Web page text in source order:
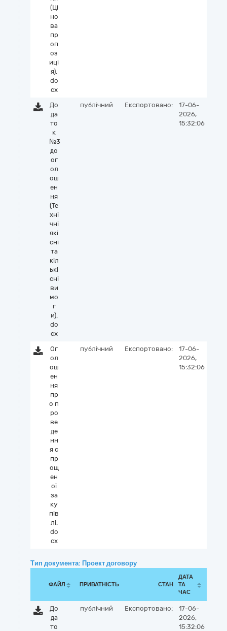
(Ці
но
ва
пр
оп
оз
иці
я).
do
cx
До
да
то
к
№3
до
ог
ол
ош
ен
ня
(Те
хні
чні
які
сні
та
кіл
ькі
сні
ви
мо
г
и).
do
cx
публічний Експортовано:
17-06-
2026,
15:32:06
Ог
ол
ош
ен
ня
пр
о п
ро
ве
де
нн
я с
пр
ощ
ен
ої
за
ку
пів
лі.
do
cx
публічний Експортовано:
17-06-
2026,
15:32:06
Тип документа: Проект договору
ФАЙЛ ПРИВАТНІСТЬ СТАН
ДАТА
ТА
ЧАС
До
да
то
публічний Експортовано:
17-06-
2026,
15:32:06